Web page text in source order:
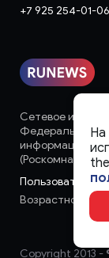
Сетевое
Федеральной
(Роскомнадзор)
Возрастное
+7 925 254-01-
Copyright 2013 -
На